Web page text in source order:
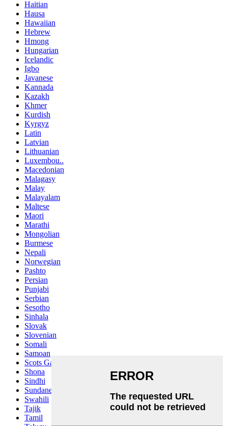
Haitian
Hausa
Hawaiian
Hebrew
Hmong
Hungarian
Icelandic
Igbo
Javanese
Kannada
Kazakh
Khmer
Kurdish
Kyrgyz
Latin
Latvian
Lithuanian
Luxembou..
Macedonian
Malagasy
Malay
Malayalam
Maltese
Maori
Marathi
Mongolian
Burmese
Nepali
Norwegian
Pashto
Persian
Punjabi
Serbian
Sesotho
Sinhala
Slovak
Slovenian
Somali
Samoan
Scots Gaelic
Shona
Sindhi
Sundanese
Swahili
Tajik
Tamil